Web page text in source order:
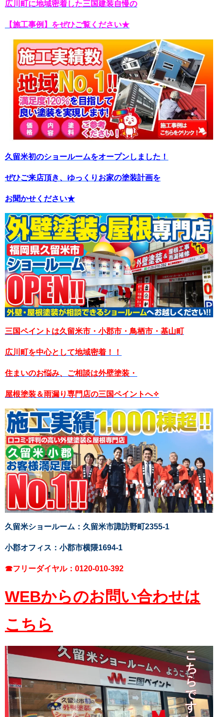
広川町に地域密着した三国建装自慢の
【施工事例】をぜひご覧ください★
久留米初のショールームをオープンしました！
ぜひご来店頂き、ゆっくりお家の塗装計画を
お聞かせください★
三国ペイントは久留米市・小郡市・鳥栖市・基山町
広川町を中心として地域密着！！
住まいのお悩み、ご相談は外壁塗装・
屋根塗装＆雨漏り専門店の三国ペイントへ✧
久留米ショールーム：久留米市諏訪野町2355-1
小郡オフィス：小郡市横隈1694-1
☎フリーダイヤル：0120-010-392
WEBからのお問い合わせは
こちら